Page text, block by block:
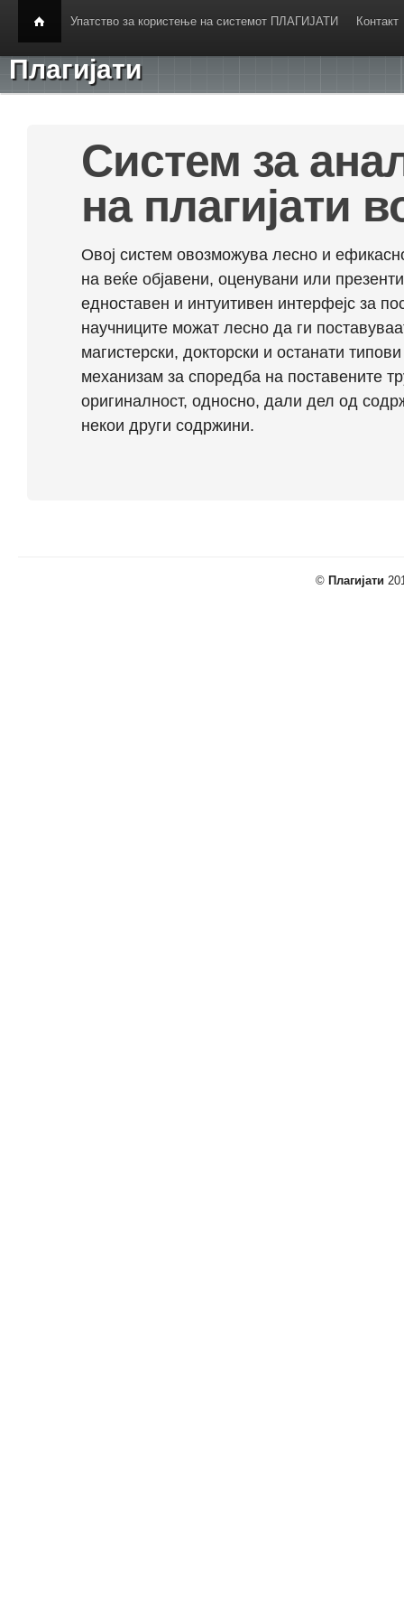
Упатство за користење на системот ПЛАГИЈАТИ Контакт
Плагијати
Систем за
на плагијати
Овој систем овозможува лесно и
на веќе објавени, оценувани или
едноставен и интуитивен интерфејс за
научниците можат лесно да ги
магистерски, докторски и останати
механизам за споредба на поставените
оригиналност, односно, дали дел од
некои други содржини.
© Плагијати